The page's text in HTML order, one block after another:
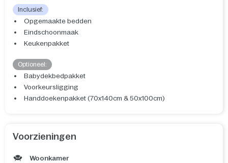
Inclusief:
Opgemaakte bedden
Eindschoonmaak
Keukenpakket
Optioneel:
Babydekbedpakket
Voorkeursligging
Handdoekenpakket (70x140cm & 50x100cm)
Voorzieningen
Woonkamer